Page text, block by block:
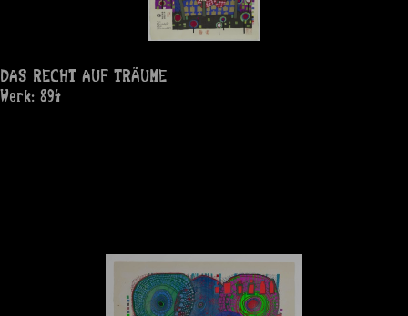
DAS RECHT AUF TRÄUME
Werk: 894